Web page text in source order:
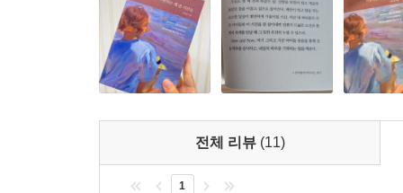
“엄마 화장실에서 뭐해? 엄마 화장실에서 핸드폰
나는 화들짝 놀라 아이들 곁으로 뛰어 나오며
공간도 한 조각, 퀼트도 한 조각, 시간도 한 조각
하루하루가 글이 되고 있다.”
_ 엄마의 글쓰기, 148~149쪽
전체 리뷰 (11)
1